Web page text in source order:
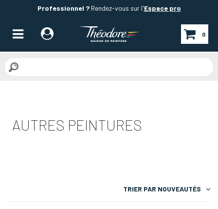
Professionnel ?Rendez-vous sur l'Espace pro
0
AUTRES PEINTURES
TRIER PAR NOUVEAUTÉS